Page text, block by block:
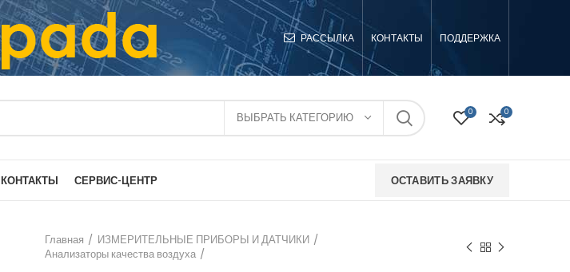
РАССЫЛКА КОНТАКТЫ ПОДДЕРЖКА
ВЫБРАТЬ КАТЕГОРИЮ 0 0
КОНТАКТЫ СЕРВИС-ЦЕНТР ОСТАВИТЬ ЗАЯВКУ
Главная
ИЗМЕРИТЕЛЬНЫЕ ПРИБОРЫ И ДАТЧИКИ
Анализаторы качества воздуха